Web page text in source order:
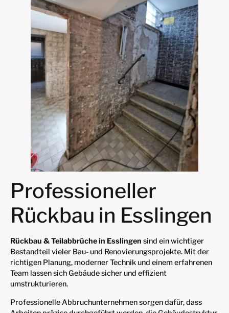
Professioneller
Rückbau in Esslingen
Rückbau & Teilabbrüche in Esslingen sind ein wichtiger
Bestandteil vieler Bau- und Renovierungsprojekte. Mit der
richtigen Planung, moderner Technik und einem erfahrenen
Team lassen sich Gebäude sicher und effizient
umstrukturieren.
Professionelle Abbruchunternehmen sorgen dafür, dass